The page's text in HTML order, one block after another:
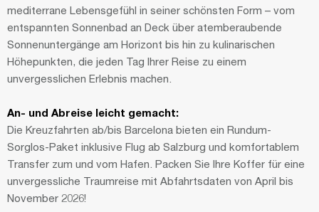
mediterrane Lebensgefühl in seiner schönsten Form – vom
entspannten Sonnenbad an Deck über atemberaubende
Sonnenuntergänge am Horizont bis hin zu kulinarischen
Höhepunkten, die jeden Tag Ihrer Reise zu einem
unvergesslichen Erlebnis machen.
An- und Abreise leicht gemacht:
Die Kreuzfahrten ab/bis Barcelona bieten ein Rundum-
Sorglos-Paket inklusive Flug ab Salzburg und komfortablem
Transfer zum und vom Hafen. Packen Sie Ihre Koffer für eine
unvergessliche Traumreise mit Abfahrtsdaten von April bis
November 2026!